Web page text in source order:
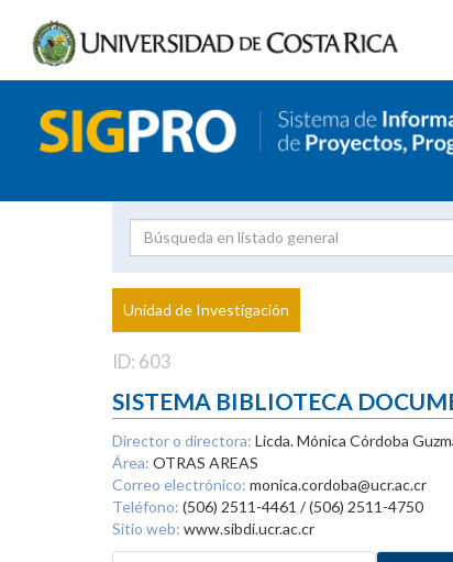
Proyecto
Investigador
Unidad de Investigación
ID: 603
SISTEMA BIBLIOTECA
Director o directora: Licda. Mónica Córdoba
Área: OTRAS AREAS
Correo electrónico: monica.cordoba@ucr.ac.cr
Teléfono: (506) 2511-4461 / (506) 2511-4750
Sitio web: www.sibdi.ucr.ac.cr